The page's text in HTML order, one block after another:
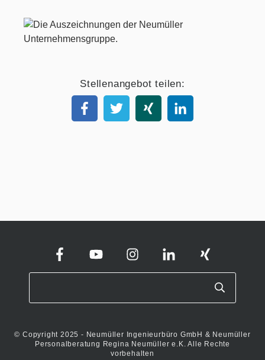
Stellenangebot teilen:
© Copyright 2025 - Neumüller Ingenieurbüro GmbH & Neumüller
Personalberatung Regina Neumüller e.K. Alle Rechte
vorbehalten